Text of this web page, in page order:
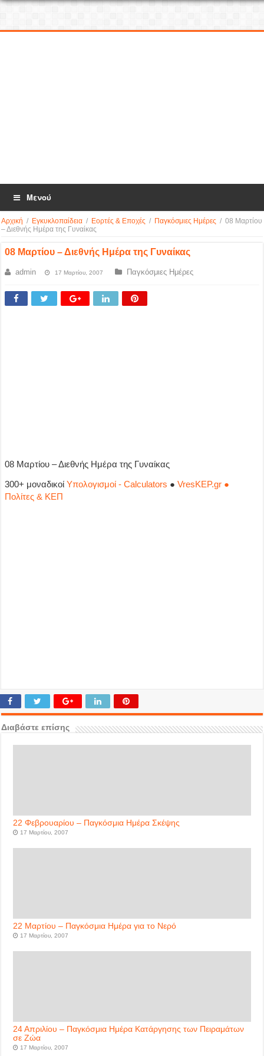
Μενού
Αρχική / Εγκυκλοπαίδεια / Εορτές & Εποχές / Παγκόσμιες Ημέρες / 08 Μαρτίου
– Διεθνής Ημέρα της Γυναίκας
08 Μαρτίου – Διεθνής Ημέρα της Γυναίκας
admin 17 Μαρτίου, 2007 Παγκόσμιες Ημέρες
08 Μαρτίου – Διεθνής Ημέρα της Γυναίκας
300+ μοναδικοίΥπολογισμοί - Calculators ●VresKEP.gr ●
Πολίτες & ΚΕΠ
Διαβάστε επίσης
22 Φεβρουαρίου – Παγκόσμια Ημέρα Σκέψης
17 Μαρτίου, 2007
22 Μαρτίου – Παγκόσμια Ημέρα για το Νερό
17 Μαρτίου, 2007
24 Απριλίου – Παγκόσμια Ημέρα Κατάργησης των Πειραμάτων
σε Ζώα
17 Μαρτίου, 2007